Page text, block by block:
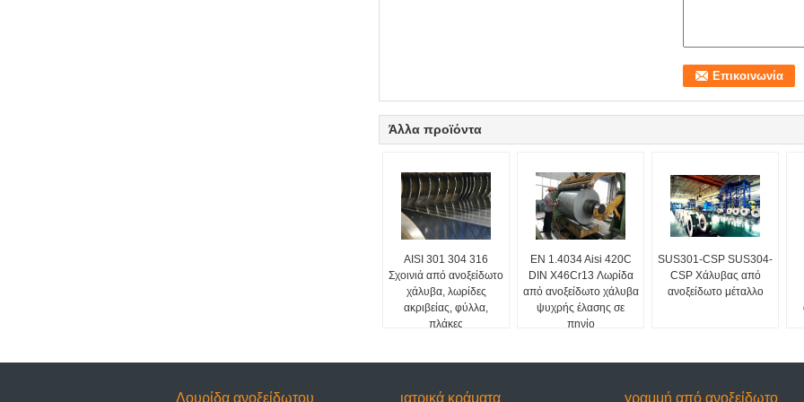
Άλλα προϊόντα
AISI 301 304 316
Σχοινιά από ανοξείδωτο
χάλυβα, λωρίδες
ακριβείας, φύλλα,
πλάκες
EN 1.4034 Aisi 420C
DIN X46Cr13 Λωρίδα
από ανοξείδωτο χάλυβα
ψυχρής έλασης σε
πηνίο
SUS301-CSP SUS304-
CSP Χάλυβας από
ανοξείδωτο μέταλλο
Λουρίδα ανοξείδωτου ιατρικά κράματα γραμμή από ανοξείδωτο